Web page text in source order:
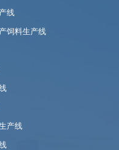
线
饲料生产线
产线